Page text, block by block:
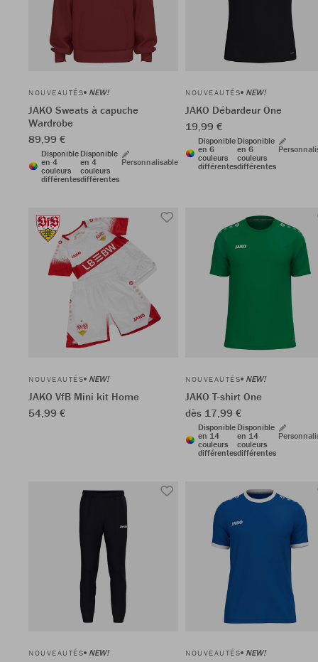
NOUVEAUTÉS NEW!
JAKO Sweats à capuche
Wardrobe
89,99 €
Disponible
en 4
couleurs
différentes
Disponible
en 4
couleurs
différentes
Personnalisable
NOUVEAUTÉS NEW!
JAKO Débardeur One
19,99 €
Disponible
en 6
couleurs
différentes
Disponible
en 6
couleurs
différentes
NOUVEAUTÉS NEW!
JAKO VfB Mini kit Home
54,99 €
NOUVEAUTÉS NEW!
JAKO T-shirt One
dès 17,99 €
Disponible
en 14
couleurs
différentes
Disponible
en 14
couleurs
différentes
NOUVEAUTÉS NEW! NOUVEAUTÉS NEW!